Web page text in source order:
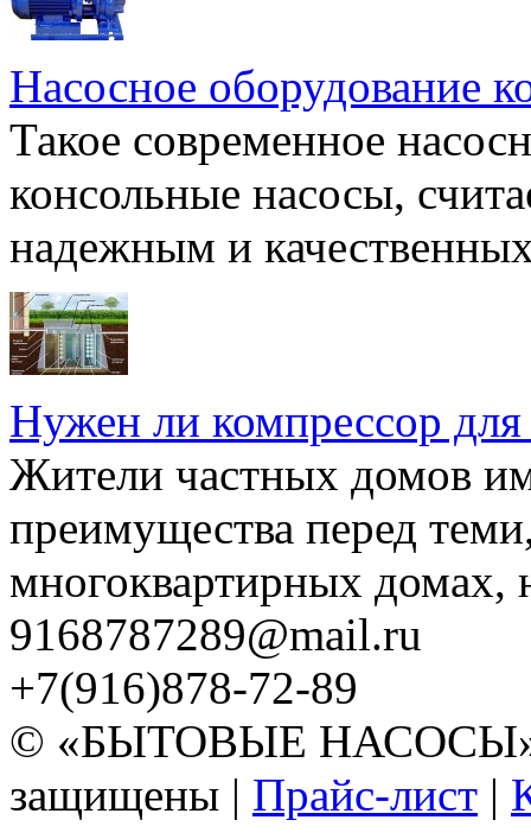
Насосное оборудование
Такое современное
консольные насосы,
надежным и
Нужен ли компрессор для
Жители частных домов
преимущества перед
многоквартирных домах,
9168787289@mail.ru
+7(916)878-72-89
© «БЫТОВЫЕ НАСОСЫ»
защищены | Прайс-лист |